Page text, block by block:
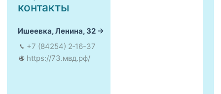
контакты
Ишеевка, Ленина, 32
+7 (84254) 2‑16-37
https://73.мвд.рф/